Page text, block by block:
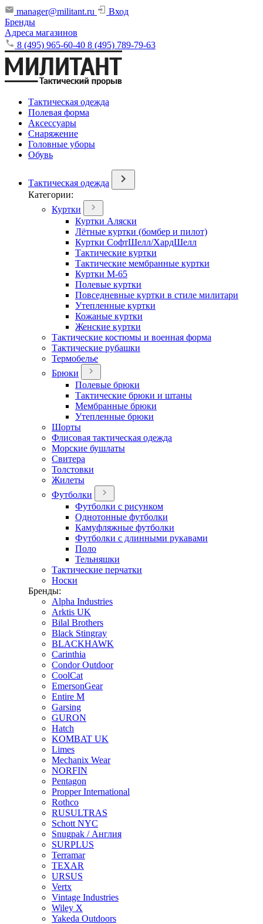
manager@militant.ru
Вход
Бренды
Адреса магазинов
8 (495) 965-60-40 8 (495) 789-79-63
Тактическая одежда
Полевая форма
Аксессуары
Снаряжение
Головные уборы
Обувь
Тактическая одежда
Категории:
Куртки
Куртки Аляски
Лётные куртки (бомбер и пилот)
Куртки СофтШелл/ХардШелл
Тактические куртки
Тактические мембранные куртки
Куртки М-65
Полевые куртки
Повседневные куртки в стиле милитари
Утепленные куртки
Кожаные куртки
Женские куртки
Тактические костюмы и военная форма
Тактические рубашки
Термобелье
Брюки
Полевые брюки
Тактические брюки и штаны
Мембранные брюки
Утепленные брюки
Шорты
Флисовая тактическая одежда
Морские бушлаты
Свитера
Толстовки
Жилеты
Футболки
Футболки с рисунком
Однотонные футболки
Камуфляжные футболки
Футболки с длинными рукавами
Поло
Тельняшки
Тактические перчатки
Носки
Бренды:
Alpha Industries
Arktis UK
Bilal Brothers
Black Stingray
BLACKHAWK
Carinthia
Condor Outdoor
CoolCat
EmersonGear
Entire M
Garsing
GURON
Hatch
KOMBAT UK
Limes
Mechanix Wear
NORFIN
Pentagon
Propper International
Rothco
RUSULTRAS
Schott NYC
Snugpak / Англия
SURPLUS
Terramar
TEXAR
URSUS
Vertx
Vintage Industries
Wiley X
Yakeda Outdoors